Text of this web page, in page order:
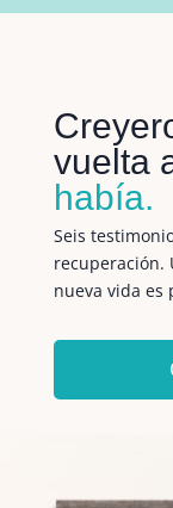
vuelta
había.
Seis
recuperación.
nueva vida es